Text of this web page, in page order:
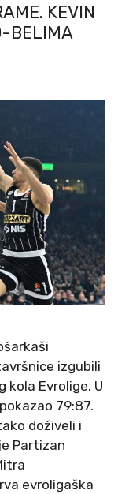
KEVIN
BELIMA
izgubili
kola Evrolige. U
79:87.
doživeli i
Partizan
evroligaška